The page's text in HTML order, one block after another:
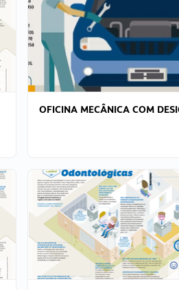
OFICINA MECÂNICA COM